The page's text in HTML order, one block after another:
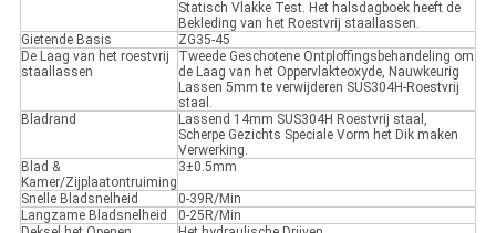
Statisch Vlakke Test. Het halsdagboek heeft de
Bekleding van het Roestvrij staallassen.
Gietende Basis
ZG35-45
De Laag van het roestvrij
staallassen
Tweede Geschotene Ontploffingsbehandeling om
de Laag van het Oppervlakteoxyde, Nauwkeurig
Lassen 5mm te verwijderen SUS304H-Roestvrij
staal.
Bladrand
Lassend 14mm SUS304H Roestvrij staal,
Scherpe Gezichts Speciale Vorm het Dik maken
Verwerking.
Blad &
Kamer/Zijplaatontruiming
3±0.5mm
Snelle Bladsnelheid
0-39R/Min
Langzame Bladsnelheid
0-25R/Min